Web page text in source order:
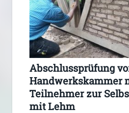
Abschlussprüfung
Handwerkskammer
Teilnehmer zur
mit Lehm